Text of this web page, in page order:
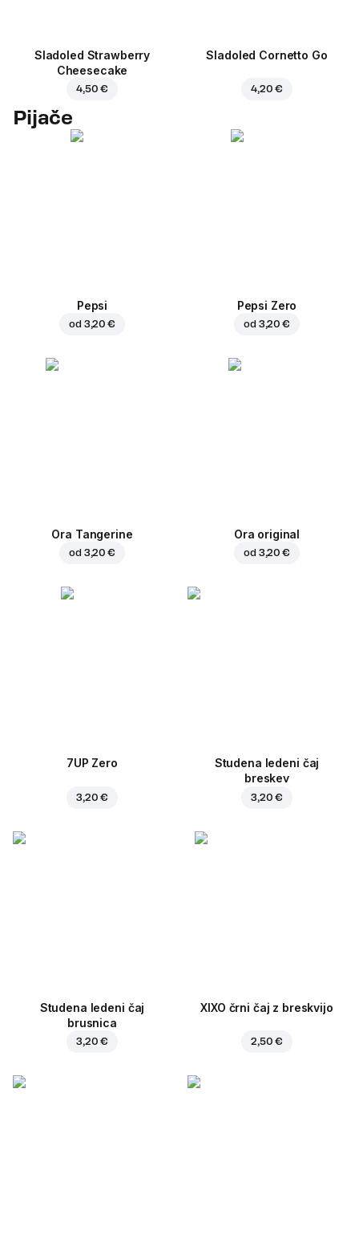
Sladoled Strawberry
Cheesecake
4,50 €
Sladoled Cornetto Go
4,20 €
Pijače
Pepsi
od 3,20 €
Pepsi Zero
od 3,20 €
Ora Tangerine
od 3,20 €
Ora original
od 3,20 €
7UP Zero
3,20 €
Studena ledeni čaj
breskev
3,20 €
Studena ledeni čaj
brusnica
3,20 €
XIXO črni čaj z breskvijo
2,50 €